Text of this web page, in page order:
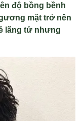
độ bồng bềnh
mặt trở nên
lãng tử nhưng